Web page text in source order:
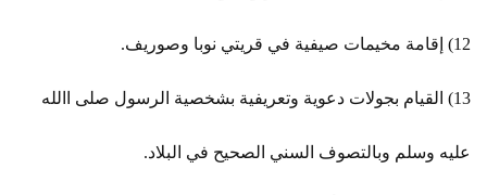
12) إقامة مخيمات صيفية في قريتي نوبا وصوريف.
13) القيام بجولات دعوية وتعريفية بشخصية الرسول صلى االله
عليه وسلم وبالتصوف السني الصحيح في البلاد.